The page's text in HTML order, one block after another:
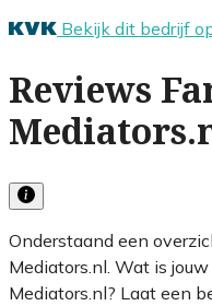
Bekijk dit bedrijf
Reviews
Onderstaand een
Mediators.nl. Wat is
Mediators.nl? Laat een